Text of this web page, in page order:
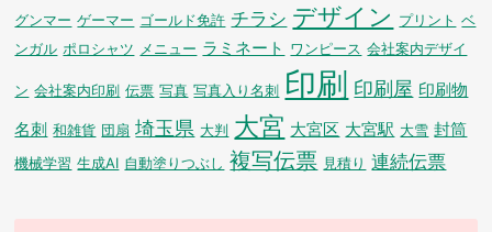
グンマー ゲーマー ゴールド免許 チラシ デザイン プリント ベ
ンガル ポロシャツ メニュー ラミネート ワンピース 会社案内デザイ
ン 会社案内印刷 伝票 写真 写真入り名刺 印刷 印刷屋 印刷物
名刺 和雑貨 団扇 埼玉県 大判 大宮 大宮区 大宮駅 大雪 封筒
機械学習 生成AI 自動塗りつぶし 複写伝票 見積り 連続伝票